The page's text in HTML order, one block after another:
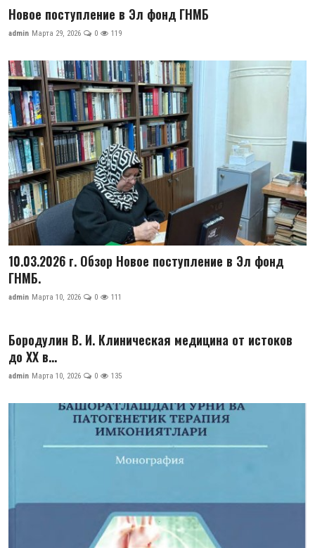
Новое поступление в Эл фонд ГНМБ
admin Марта 29, 2026 0 119
10.03.2026 г. Обзор Новое поступление в Эл фонд
ГНМБ.
admin Марта 10, 2026 0 111
Бородулин В. И. Клиническая медицина от истоков
до XX в...
admin Марта 10, 2026 0 135